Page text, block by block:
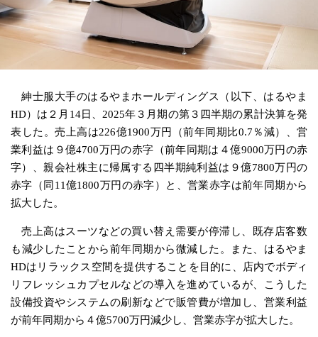
紳士服大手のはるやまホールディングス（以下、はるやま
HD）は２月14日、2025年３月期の第３四半期の累計決算を発
表した。売上高は226億1900万円（前年同期比0.7％減）、営
業利益は９億4700万円の赤字（前年同期は４億9000万円の赤
字）、親会社株主に帰属する四半期純利益は９億7800万円の
赤字（同11億1800万円の赤字）と、営業赤字は前年同期から
拡大した。
売上高はスーツなどの買い替え需要が停滞し、既存店客数
も減少したことから前年同期から微減した。また、はるやま
HDはリラックス空間を提供することを目的に、店内でボディ
リフレッシュカプセルなどの導入を進めているが、こうした
設備投資やシステムの刷新などで販管費が増加し、営業利益
が前年同期から４億5700万円減少し、営業赤字が拡大した。